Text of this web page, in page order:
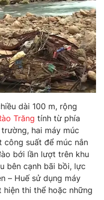
video
dài 100 m, rộng
Trăng tính từ phía
hai máy múc
suất để múc nắn
bới lần lượt trên khu
bên cạnh bãi bồi, lực
– Huế sử dụng máy
thi thể hoặc những